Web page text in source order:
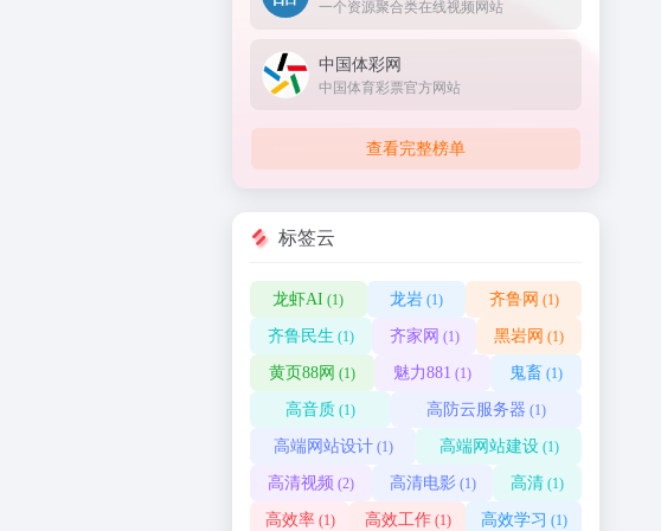
一个资源聚合类在线视频网站
中国体彩网
中国体育彩票官方网站
查看完整榜单
标签云
龙虾AI (1) 龙岩 (1) 齐鲁网 (1)
齐鲁民生 (1) 齐家网 (1) 黑岩网 (1)
黄页88网 (1) 魅力881 (1) 鬼畜 (1)
高音质 (1) 高防云服务器 (1)
高端网站设计(1) 高端网站建设(1)
高清视频 (2) 高清电影 (1) 高清 (1)
高效率(1) 高效工作(1) 高效学习 (1)